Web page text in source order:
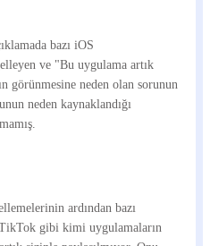
bazı iOS
ve "Bu uygulama artık
görünmesine neden olan sorunun
neden kaynaklandığı
ardından bazı
gibi kimi uygulamaların